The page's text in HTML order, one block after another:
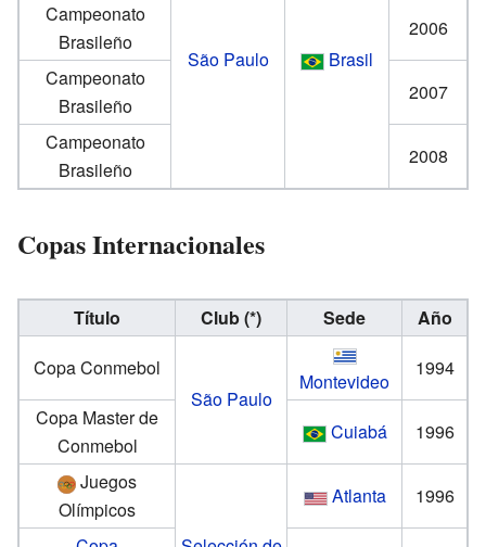
São Paulo Brasil
Campeonato
Brasileño
2006
Campeonato
Brasileño
2007
Campeonato
Brasileño
2008
Copas Internacionales
Título Club (*) Sede
Año
Copa Conmebol
São Paulo
Montevideo
1994
Copa Master de
Conmebol
Cuiabá
1996
Juegos
Olímpicos
Atlanta
1996